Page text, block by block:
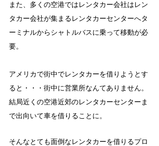
また、多くの空港ではレンタカー会社はレン
タカー会社が集まるレンタカーセンターへタ
ーミナルからシャトルバスに乗って移動が必
要。
アメリカで街中でレンタカーを借りようとす
ると・・・街中に営業所なんてありません。
結局近くの空港近郊のレンタカーセンターま
で出向いて車を借りることに。
そんなとても面倒なレンタカーを借りるプロ